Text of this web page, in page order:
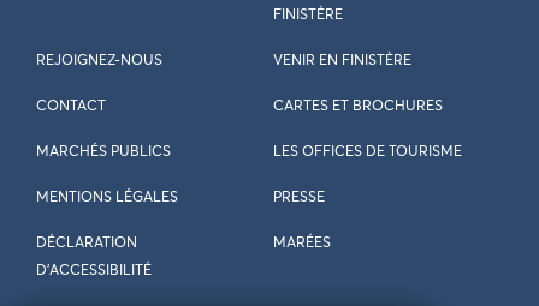
FINISTÈRE
REJOIGNEZ-NOUS VENIR EN FINISTÈRE
CONTACT CARTES ET BROCHURES
MARCHÉS PUBLICS LES OFFICES DE TOURISME
MENTIONS LÉGALES PRESSE
DÉCLARATION
D’ACCESSIBILITÉ
MARÉES